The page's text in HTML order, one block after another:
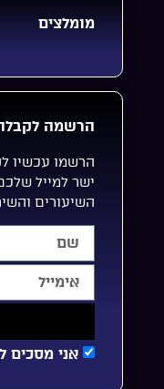
מומלצים
הרשמה לקבלת
הרשמו עכשיו
ישר למייל
השיעורים
אני מסכים